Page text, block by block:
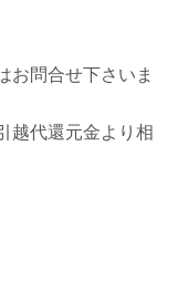
お問合せ下さいま
越代還元金より相